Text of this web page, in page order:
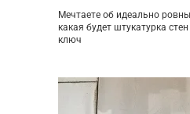
Мечтаете об идеально
какая будет штукатурка
ключ